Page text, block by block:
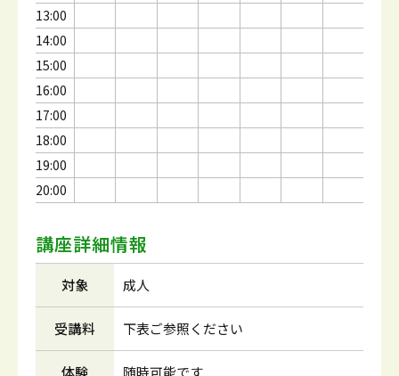
13:00
14:00
15:00
16:00
17:00
18:00
19:00
20:00
講座詳細情報
対象 成人
受講料 下表ご参照ください
体験 随時可能です